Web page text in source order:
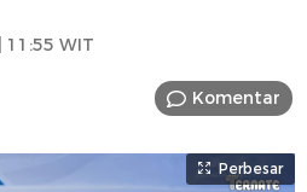
11:55 WIT
Komentar
Perbesar